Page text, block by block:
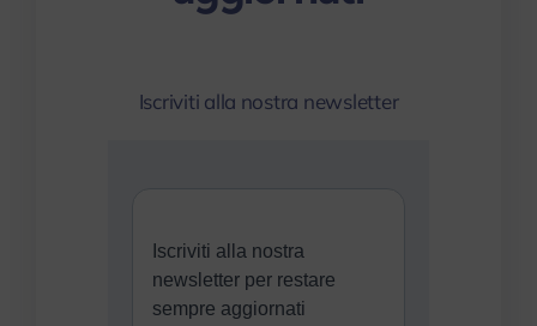
Iscriviti alla nostra newsletter